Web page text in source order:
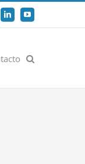
LinkedInYouTube